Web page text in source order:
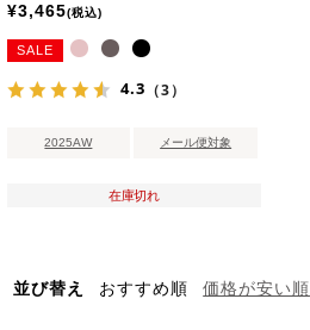
¥3,465 税込
SALE
4.3 （3）
2025AW メール便対象
在庫切れ
並び替え おすすめ順 価格が安い順